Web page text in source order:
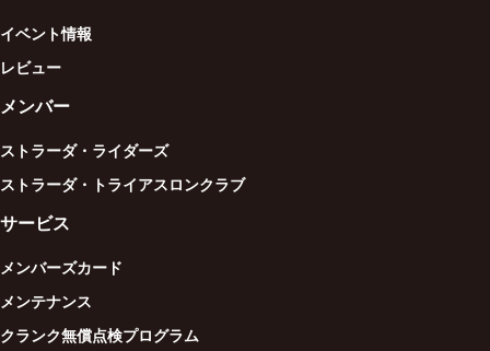
イベント情報
レビュー
メンバー
ストラーダ・ライダーズ
ストラーダ・トライアスロンクラブ
サービス
メンバーズカード
メンテナンス
クランク無償点検プログラム